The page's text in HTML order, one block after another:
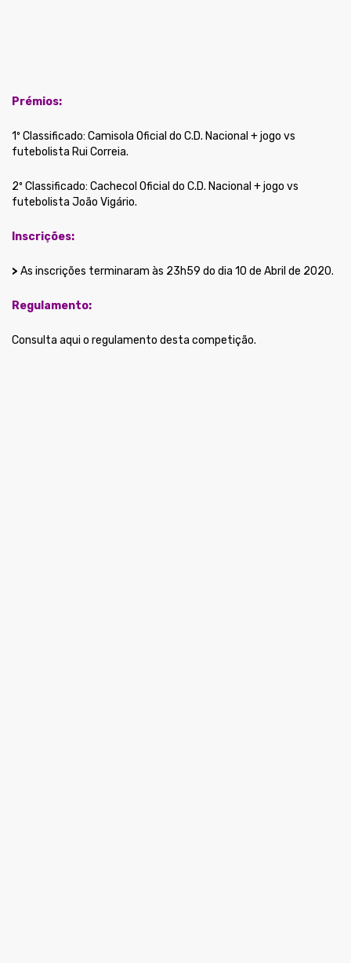
Prémios:
1º Classificado: Camisola Oficial do C.D. Nacional + jogo vs
futebolista Rui Correia.
2º Classificado: Cachecol Oficial do C.D. Nacional + jogo vs
futebolista João Vigário.
Inscrições:
> As inscrições terminaram às 23h59 do dia 10 de Abril de 2020.
Regulamento:
Consulta aqui o regulamento desta competição.